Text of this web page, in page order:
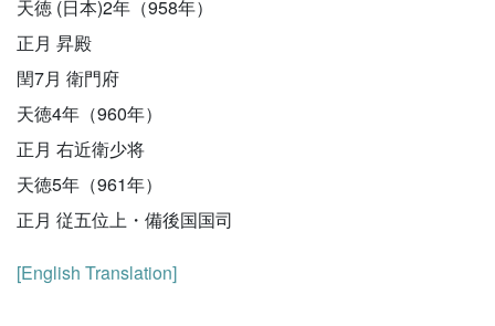
天徳 (日本)2年（958年）
正月 昇殿
閏7月 衛門府
天徳4年（960年）
正月 右近衛少将
天徳5年（961年）
正月 従五位上・備後国国司
[English Translation]